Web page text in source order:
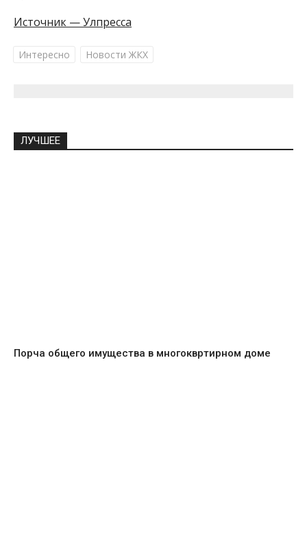
Источник — Улпресса
Интересно Новости ЖКХ
ЛУЧШЕЕ
Порча общего имущества в многоквртирном доме